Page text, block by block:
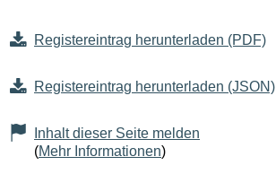
Registereintrag herunterladen (PDF)
Registereintrag herunterladen (JSON)
Inhalt dieser Seite melden
(Mehr Informationen)